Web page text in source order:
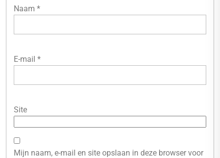
Naam *
E-mail *
Site
Mijn naam, e-mail en site opslaan in deze browser voor